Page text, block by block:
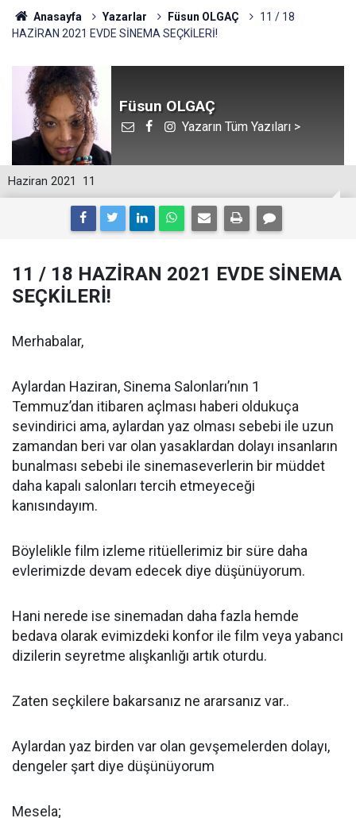
Anasayfa Yazarlar Füsun OLGAÇ
11 / 18
HAZİRAN 2021 EVDE SİNEMA SEÇKİLERİ!
Füsun OLGAÇ
Yazarın Tüm Yazıları >
11
Haziran 2021
11 / 18 HAZİRAN 2021 EVDE SİNEMA
SEÇKİLERİ!
Merhabalar,
Aylardan Haziran, Sinema Salonları’nın 1
Temmuz’dan itibaren açlması haberi oldukuça
sevindirici ama, aylardan yaz olması sebebi ile uzun
zamandan beri var olan yasaklardan dolayı insanların
bunalması sebebi ile sinemaseverlerin bir müddet
daha kapalı salonları tercih etmeyeceği
kanısındayım.
Böylelikle film izleme ritüellerimiz bir süre daha
evlerimizde devam edecek diye düşünüyorum.
Hani nerede ise sinemadan daha fazla hemde
bedava olarak evimizdeki konfor ile film veya yabancı
dizilerin seyretme alışkanlığı artık oturdu.
Zaten seçkilere bakarsanız ne ararsanız var..
Aylardan yaz birden var olan gevşemelerden dolayı,
dengeler şart diye düşünüyorum
Mesela;